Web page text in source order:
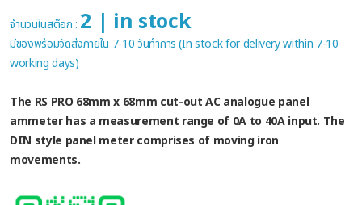
จำนวนในสต็อก : 2 | in stock
มีของพร้อมจัดส่งภายใน 7-10 วันทำการ (In stock for delivery within 7-10
working days)
The RS PRO 68mm x 68mm cut-out AC analogue panel
ammeter has a measurement range of 0A to 40A input. The
DIN style panel meter comprises of moving iron
movements.